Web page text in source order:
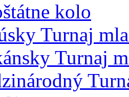
kolo
Turnaj
Turnaj